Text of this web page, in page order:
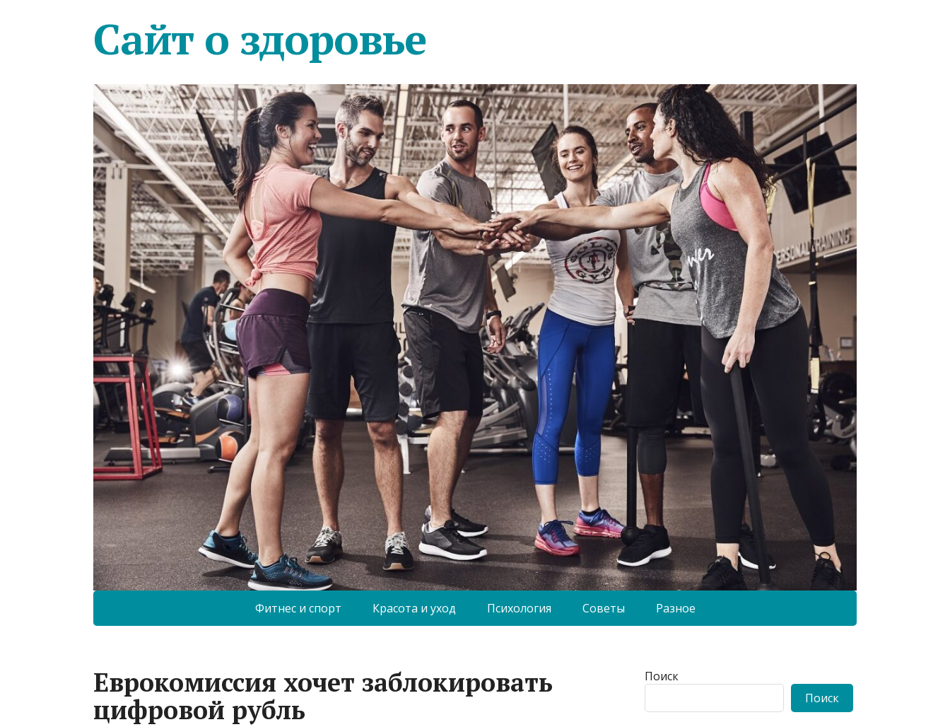
Сайт о здоровье
Фитнес и спорт Красота и уход Психология Советы Разное
Еврокомиссия хочет заблокировать
цифровой рубль
Поиск
Поиск